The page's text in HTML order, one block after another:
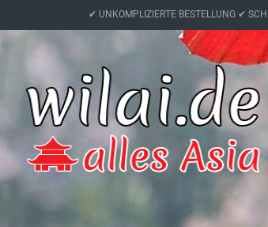
✔ UNKOMPLIZIERTE BESTELLUNG ✔